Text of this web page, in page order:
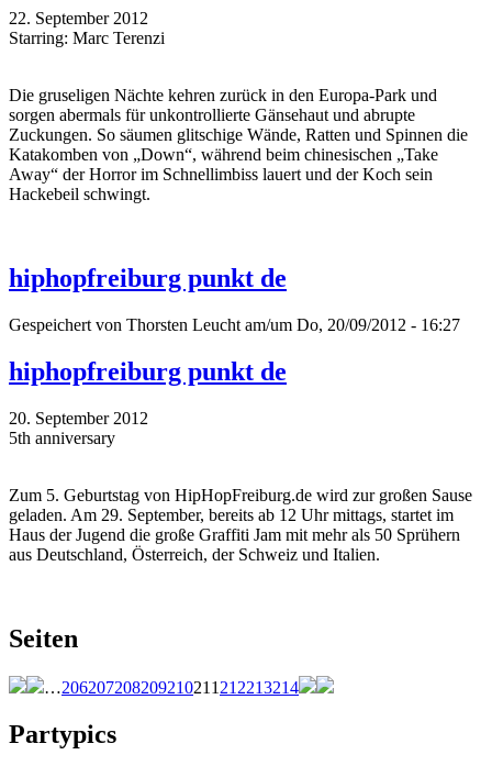
22. September 2012
Starring: Marc Terenzi
Die gruseligen Nächte kehren zurück in den Europa-Park und
sorgen abermals für unkontrollierte Gänsehaut und abrupte
Zuckungen. So säumen glitschige Wände, Ratten und Spinnen die
Katakomben von „Down“, während beim chinesischen „Take
Away“ der Horror im Schnellimbiss lauert und der Koch sein
Hackebeil schwingt.
hiphopfreiburg punkt de
Gespeichert von Thorsten Leucht am/um Do, 20/09/2012 - 16:27
hiphopfreiburg punkt de
20. September 2012
5th anniversary
Zum 5. Geburtstag von HipHopFreiburg.de wird zur großen Sause
geladen. Am 29. September, bereits ab 12 Uhr mittags, startet im
Haus der Jugend die große Graffiti Jam mit mehr als 50 Sprühern
aus Deutschland, Österreich, der Schweiz und Italien.
Seiten
…206207208209210211 212213214
Partypics